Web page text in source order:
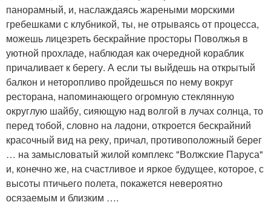
панорамный, и, наслаждаясь жареными морскими
гребешками с клубникой, ты, не отрываясь от процесса,
можешь лицезреть бескрайние просторы Поволжья в
уютной прохладе, наблюдая как очередной кораблик
причаливает к берегу. А если ты выйдешь на открытый
балкон и неторопливо пройдешься по нему вокруг
ресторана, напоминающего огромную стеклянную
округлую шайбу, сияющую над волгой в лучах солнца, то
перед тобой, словно на ладони, откроется бескрайний
красочный вид на реку, причал, противоположный берег
… на замысловатый жилой комплекс "Волжские Паруса"
и, конечно же, на счастливое и яркое будущее, которое, с
высоты птичьего полета, покажется невероятно
осязаемым и близким ….